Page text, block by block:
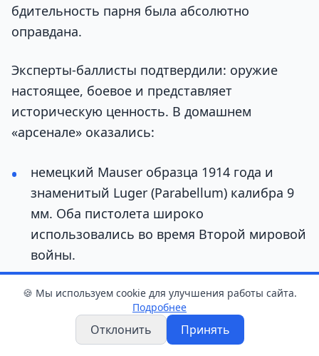
бдительность парня была абсолютно
оправдана.
Эксперты-баллисты подтвердили: оружие
настоящее, боевое и представляет
историческую ценность. В домашнем
«арсенале» оказались:
немецкий Mauser образца 1914 года и
знаменитый Luger (Parabellum) калибра 9
мм. Оба пистолета широко
использовались во время Второй мировой
войны.
6,35 мм. Это первый серийный
самозарядный пистолет в СССР, созданный
в 1926 году. Такими вооружали
🍪 Мы используем cookie для улучшения работы сайта.
Подробнее
Отклонить Принять